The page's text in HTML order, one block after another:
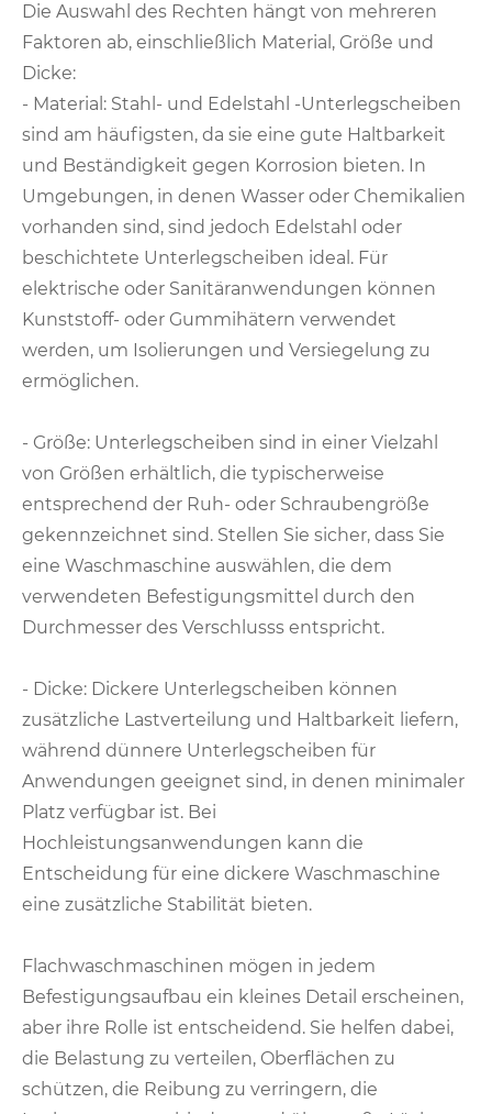
Die Auswahl des Rechten hängt von mehreren
Faktoren ab, einschließlich Material, Größe und
Dicke:
- Material: Stahl- und Edelstahl -Unterlegscheiben
sind am häufigsten, da sie eine gute Haltbarkeit
und Beständigkeit gegen Korrosion bieten. In
Umgebungen, in denen Wasser oder Chemikalien
vorhanden sind, sind jedoch Edelstahl oder
beschichtete Unterlegscheiben ideal. Für
elektrische oder Sanitäranwendungen können
Kunststoff- oder Gummihätern verwendet
werden, um Isolierungen und Versiegelung zu
ermöglichen.
- Größe: Unterlegscheiben sind in einer Vielzahl
von Größen erhältlich, die typischerweise
entsprechend der Ruh- oder Schraubengröße
gekennzeichnet sind. Stellen Sie sicher, dass Sie
eine Waschmaschine auswählen, die dem
verwendeten Befestigungsmittel durch den
Durchmesser des Verschlusss entspricht.
- Dicke: Dickere Unterlegscheiben können
zusätzliche Lastverteilung und Haltbarkeit liefern,
während dünnere Unterlegscheiben für
Anwendungen geeignet sind, in denen minimaler
Platz verfügbar ist. Bei
Hochleistungsanwendungen kann die
Entscheidung für eine dickere Waschmaschine
eine zusätzliche Stabilität bieten.
Flachwaschmaschinen mögen in jedem
Befestigungsaufbau ein kleines Detail erscheinen,
aber ihre Rolle ist entscheidend. Sie helfen dabei,
die Belastung zu verteilen, Oberflächen zu
schützen, die Reibung zu verringern, die